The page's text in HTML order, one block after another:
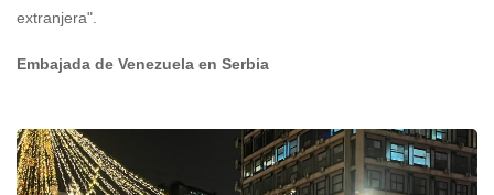
extranjera".
Embajada de Venezuela en Serbia